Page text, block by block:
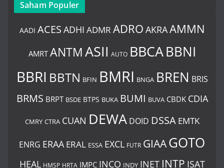
Saham Populer
AADI ACES ADHI ADMR ADRO AKRAAMMN
AMRT ANTMASII AUTO BBCABBNI
BBRI BBTN BFIN BMRI BNGA BREN BRIS
BRMS BRPT BSDE BTPS BUKA BUMI BUVA CBDK CDIA
CMRY CTRA CUAN DEWA DOID DSSA EMTK
ENRG ERAA ERAL ESSA EXCL FUTR GIAAGOTO
HEAL HMSP HRTA IMPC INCO INDY INET INTP ISAT